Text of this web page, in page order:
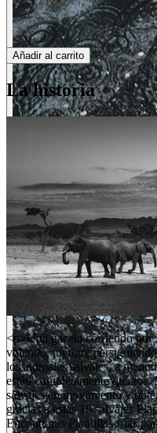
Añadir al carrito
La historia
<p>Una gacela corriendo por
volando, un tigre
los animales salvajes, a
están completamente quietos.
salvajes en movimiento y
gracias a estas 10 salvajes
Encontrarás Plantillas frías